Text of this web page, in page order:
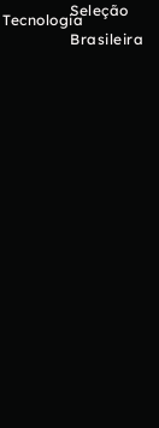
Tecnologia
Seleção
Brasileira